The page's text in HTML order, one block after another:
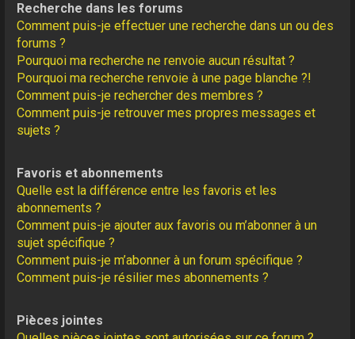
Recherche dans les forums
Comment puis-je effectuer une recherche dans un ou des
forums ?
Pourquoi ma recherche ne renvoie aucun résultat ?
Pourquoi ma recherche renvoie à une page blanche ?!
Comment puis-je rechercher des membres ?
Comment puis-je retrouver mes propres messages et
sujets ?
Favoris et abonnements
Quelle est la différence entre les favoris et les
abonnements ?
Comment puis-je ajouter aux favoris ou m’abonner à un
sujet spécifique ?
Comment puis-je m’abonner à un forum spécifique ?
Comment puis-je résilier mes abonnements ?
Pièces jointes